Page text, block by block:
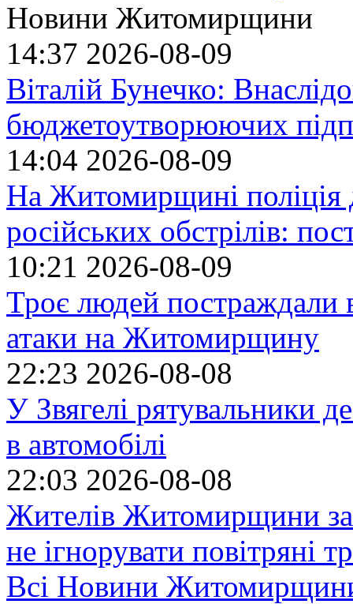
Новини Житомирщини
14:37 2026-08-09
Віталій Бунечко:
бюджетоутворюючих
14:04 2026-08-09
На Житомирщині поліція
російських обстрілів:
10:21 2026-08-09
Троє людей постраждали
атаки на Житомирщину
22:23 2026-08-08
У Звягелі рятувальники
в автомобілі
22:03 2026-08-08
Жителів Житомирщини
не ігнорувати повітряні
Всі Новини